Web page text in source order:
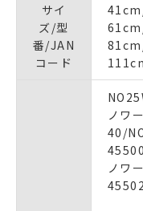
サイ
ズ/型
番/JAN
コード
ノワ
40/
ノワ